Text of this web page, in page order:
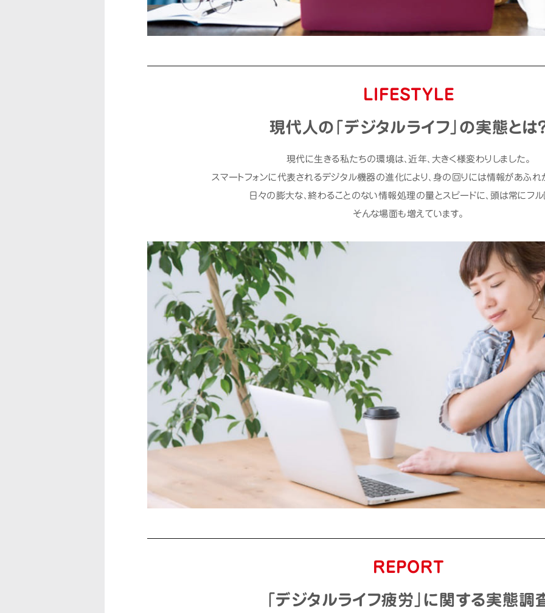
LIFESTYLE
現代人の「デジタルライフ」の実態とは
現代に生きる私たちの環境は、近年、大きく様変わりしました。
スマートフォンに代表されるデジタル機器の進化により、身の回りには情報があふれ
⽇々の膨⼤な、終わることのない情報処理の量とスピードに、頭は常にフル
そんな場面も増えています。
REPORT
「デジタルライフ疲労」に関する実態調